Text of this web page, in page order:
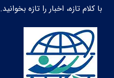
با کلام تازه، اخبار را تازه بخوانید.